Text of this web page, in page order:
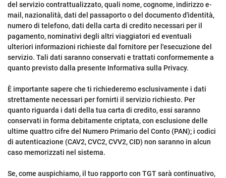
del servizio contrattualizzato, quali nome, cognome, indirizzo e-
mail, nazionalità, dati del passaporto o del documento d'identità,
numero di telefono, dati della carta di credito necessari per il
pagamento, nominativi degli altri viaggiatori ed eventuali
ulteriori informazioni richieste dal fornitore per l'esecuzione del
servizio. Tali dati saranno conservati e trattati conformemente a
quanto previsto dalla presente Informativa sulla Privacy.
È importante sapere che ti richiederemo esclusivamente i dati
strettamente necessari per fornirti il servizio richiesto. Per
quanto riguarda i dati della tua carta di credito, essi saranno
conservati in forma debitamente criptata, con esclusione delle
ultime quattro cifre del Numero Primario del Conto (PAN); i codici
di autenticazione (CAV2, CVC2, CVV2, CID) non saranno in alcun
caso memorizzati nel sistema.
Se, come auspichiamo, il tuo rapporto con TGT sarà continuativo,